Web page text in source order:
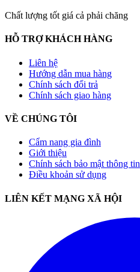
Chất lượng tốt giá cả phải chăng
HỖ TRỢ KHÁCH HÀNG
Liên hệ
Hướng dẫn mua hàng
Chính sách đổi trả
Chính sách giao hàng
VỀ CHÚNG TÔI
Cẩm nang gia đình
Giới thiệu
Chính sách bảo mật thông tin
Điều khoản sử dụng
LIÊN KẾT MẠNG XÃ HỘI